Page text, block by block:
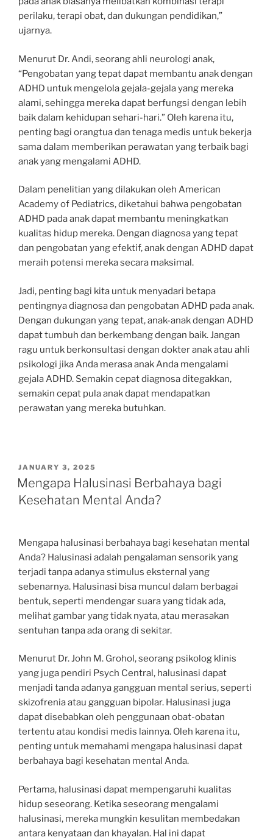
perilaku, terapi obat, dan dukungan pendidikan,”
ujarnya.
Menurut Dr. Andi, seorang ahli neurologi anak,
“Pengobatan yang tepat dapat membantu anak dengan
ADHD untuk mengelola gejala-gejala yang mereka
alami, sehingga mereka dapat berfungsi dengan lebih
baik dalam kehidupan sehari-hari.” Oleh karena itu,
penting bagi orangtua dan tenaga medis untuk bekerja
sama dalam memberikan perawatan yang terbaik bagi
anak yang mengalami ADHD.
Dalam penelitian yang dilakukan oleh American
Academy of Pediatrics, diketahui bahwa pengobatan
ADHD pada anak dapat membantu meningkatkan
kualitas hidup mereka. Dengan diagnosa yang tepat
dan pengobatan yang efektif, anak dengan ADHD dapat
meraih potensi mereka secara maksimal.
Jadi, penting bagi kita untuk menyadari betapa
pentingnya diagnosa dan pengobatan ADHD pada anak.
Dengan dukungan yang tepat, anak-anak dengan ADHD
dapat tumbuh dan berkembang dengan baik. Jangan
ragu untuk berkonsultasi dengan dokter anak atau ahli
psikologi jika Anda merasa anak Anda mengalami
gejala ADHD. Semakin cepat diagnosa ditegakkan,
semakin cepat pula anak dapat mendapatkan
perawatan yang mereka butuhkan.
POSTED
ON
JANUARY 3, 2025
Mengapa Halusinasi Berbahaya bagi
Kesehatan Mental Anda?
Mengapa halusinasi berbahaya bagi kesehatan mental
Anda? Halusinasi adalah pengalaman sensorik yang
terjadi tanpa adanya stimulus eksternal yang
sebenarnya. Halusinasi bisa muncul dalam berbagai
bentuk, seperti mendengar suara yang tidak ada,
melihat gambar yang tidak nyata, atau merasakan
sentuhan tanpa ada orang di sekitar.
Menurut Dr. John M. Grohol, seorang psikolog klinis
yang juga pendiri Psych Central, halusinasi dapat
menjadi tanda adanya gangguan mental serius, seperti
skizofrenia atau gangguan bipolar. Halusinasi juga
dapat disebabkan oleh penggunaan obat-obatan
tertentu atau kondisi medis lainnya. Oleh karena itu,
penting untuk memahami mengapa halusinasi dapat
berbahaya bagi kesehatan mental Anda.
Pertama, halusinasi dapat mempengaruhi kualitas
hidup seseorang. Ketika seseorang mengalami
halusinasi, mereka mungkin kesulitan membedakan
antara kenyataan dan khayalan. Hal ini dapat